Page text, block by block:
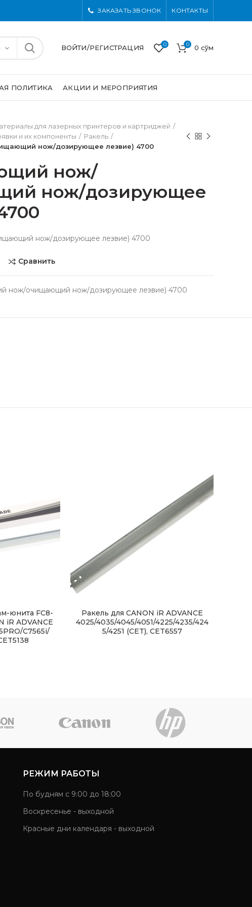
ЗАКАЗАТЬ ЗВОНОК КОНТАКТЫ
ВОЙТИ/РЕГИСТРАЦИЯ 0 0 0 сўм
ПОЛИТИКА АКЦИИ И МЕРОПРИЯТИЯ
для лазерных принтеров и картриджей
и их компоненты
Ракель
нож/дозирующее лезвие) 4700
нож/
нож/дозирующее
нож/дозирующее лезвие) 4700
Сравнить
нож/очищающий нож/дозирующее лезвие) 4700
юнита FC8-
iR ADVANCE
C7565i/
Ракель для CANON iR ADVANCE
4025/4035/4045/4051/4225/4235/424
5/4251 (CET), CET6557
РЕЖИМ РАБОТЫ
По будням с 9:00 до 18:00
Воскресенье - выходной
Красные дни календаря - выходной